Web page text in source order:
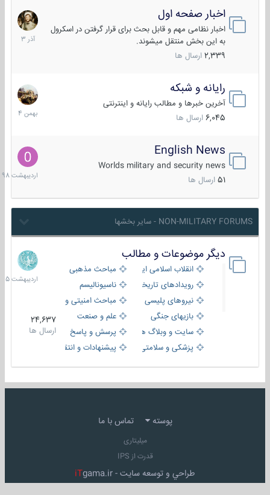
اخبار صفحه اول
اخبار نظامی مهم و قابل بحث برای قرار گرفتن در اسکرول
به این بخش منتقل میشوند.
2,339 ارسال ها
7
آذر
1403
رایانه و شبکه
آخرین خبرها و مطالب رایانه و اینترنتی
6,045 ارسال ها
30
بهمن
1404
English News
Worlds military and security news
51 ارسال ها
10
1398
NON-MILITARY FORUMS - سایر بخشها
دیگر موضوعات و مطالب
انقلاب اسلامی ایران
مباحث مذهبی
رویدادهای تاریخی و مذهبیناسیونالیسم
نیروهای پلیسی
مباحث امنیتی و اطلاعاتی
بازیهای جنگی
علم و صنعت
سایت و وبلاگ ها
پرسش و پاسخ
پزشکی و سلامتی
پیشنهادات و انتقادات
24,637
ارسال ها
8
1405
پوسته تماس با ما
میلیتاری
قدرت از IPS
طراحي و توسعه سايت - iTgama.ir